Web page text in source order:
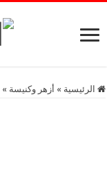
الرئيسية » أزهر وكنيسة »